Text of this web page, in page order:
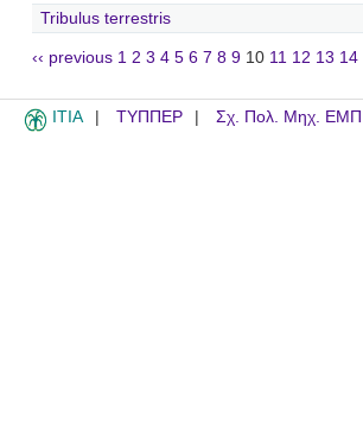
Tribulus terrestris
‹‹ previous 1 2 3 4 5 6 7 8 9 10 11 12 13 14
ITIA ΤΥΠΠΕΡ Σχ. Πολ. Μηχ. ΕΜΠ